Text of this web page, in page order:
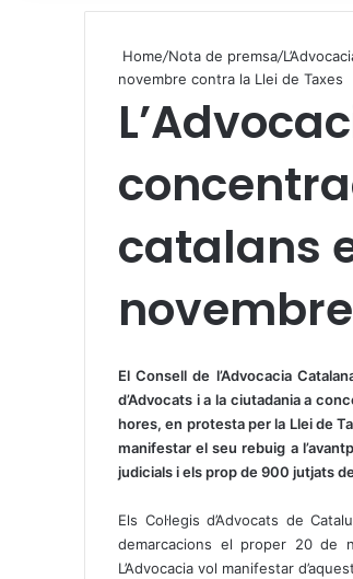
Home/Nota de premsa/
novembre contra la Llei de Taxes
catalans
h
a
t
s
A
p
e
l
e
g
r
m
El Consell de l’Advocacia
d’Advocats i a la ciutadania a
hores, en protesta per la Llei de
manifestar el seu rebuig a
judicials i els prop de 900 jutjats
Els Col·legis d’Advocats de
demarcacions el proper 20 de
L’Advocacia vol manifestar